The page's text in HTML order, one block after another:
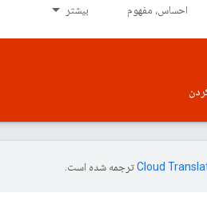
احساس، مفهوم بیشتر
ترجمه شده است.